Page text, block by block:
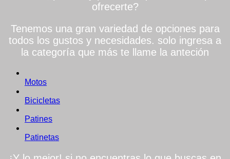
ofrecerte?
Tenemos una gran variedad de opciones para
todos los gustos y necesidades. solo ingresa a
la categoría que más te llame la anteción
Motos
Bicicletas
Patines
Patinetas